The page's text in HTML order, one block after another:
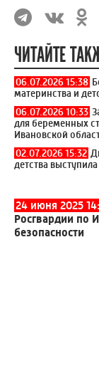
ЧИТАЙТЕ
06.07.2026 15:38
материнства и
06.07.2026 10:33
для беременных
Ивановской
02.07.2026 15:32
детства
24 июня 2025
Росгвардии по
безопасности